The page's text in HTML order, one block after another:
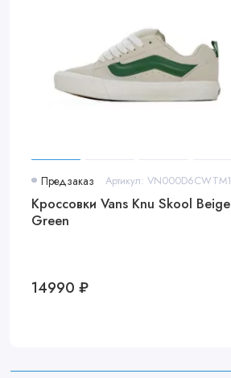
Предзаказ Артикул: VN000D6CWTM1
Кроссовки Vans Knu Skool Beige
Green
14990 ₽